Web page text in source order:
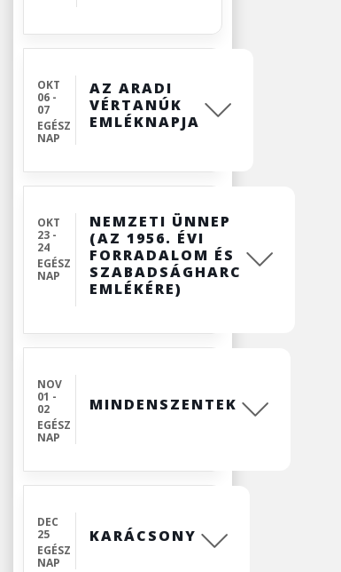
OKT
06 -
07
EGÉSZ
NAP
AZ ARADI
VÉRTANÚK
EMLÉKNAPJA
OKT
23 -
24
EGÉSZ
NAP
NEMZETI ÜNNEP
(AZ 1956. ÉVI
FORRADALOM ÉS
SZABADSÁGHARC
EMLÉKÉRE)
NOV
01 -
02
EGÉSZ
NAP
MINDENSZENTEK
DEC
25
EGÉSZ
NAP
KARÁCSONY